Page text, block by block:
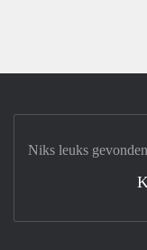
Niks leuks